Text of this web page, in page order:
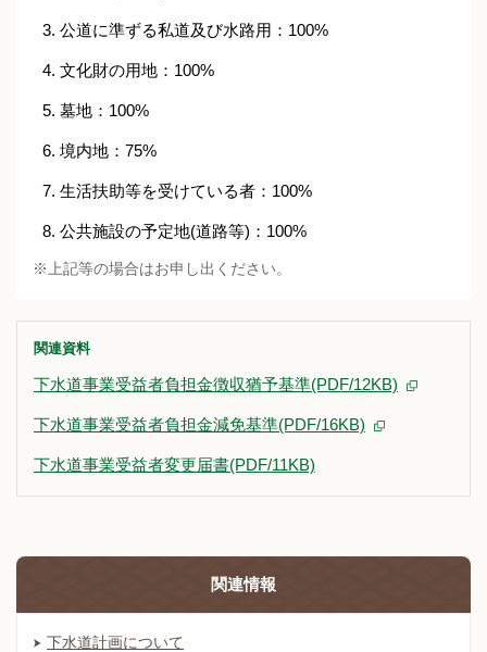
公道に準ずる私道及び水路用：100%
文化財の用地：100%
墓地：100%
境内地：75%
生活扶助等を受けている者：100%
公共施設の予定地(道路等)：100%
※上記等の場合はお申し出ください。
関連資料
下水道事業受益者負担金徴収猶予基準(PDF/12KB)
下水道事業受益者負担金減免基準(PDF/16KB)
下水道事業受益者変更届書(PDF/11KB)
関連情報
下水道計画について